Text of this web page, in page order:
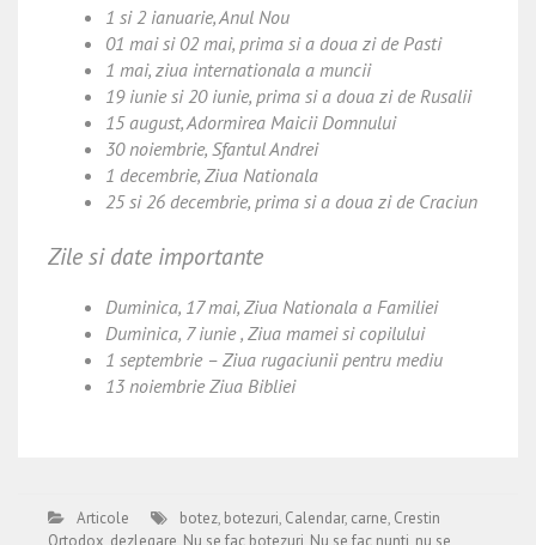
1 si 2 ianuarie, Anul Nou
01 mai si 02 mai, prima si a doua zi de Pasti
1 mai, ziua internationala a muncii
19 iunie si 20 iunie, prima si a doua zi de Rusalii
15 august, Adormirea Maicii Domnului
30 noiembrie, Sfantul Andrei
1 decembrie, Ziua Nationala
25 si 26 decembrie, prima si a doua zi de Craciun
Zile si date importante
Duminica, 17 mai, Ziua Nationala a Familiei
Duminica, 7 iunie , Ziua mamei si copilului
1 septembrie – Ziua rugaciunii pentru mediu
13 noiembrie Ziua Bibliei
Articole botez, botezuri, Calendar, carne, Crestin